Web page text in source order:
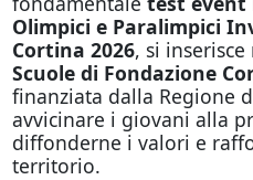
Olimpici e Paralimpici
Cortina 2026, si
Scuole di Fondazione
finanziata dalla Regione
avvicinare i giovani alla
diffonderne i valori e
territorio.